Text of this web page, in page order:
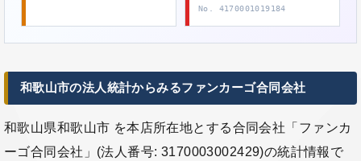
No. 4170001019184
和歌山市の法人統計からみるファンカーゴ合同会社
和歌山県和歌山市 を本店所在地とする合同会社「ファンカ
ーゴ合同会社」(法人番号: 3170003002429)の統計情報で